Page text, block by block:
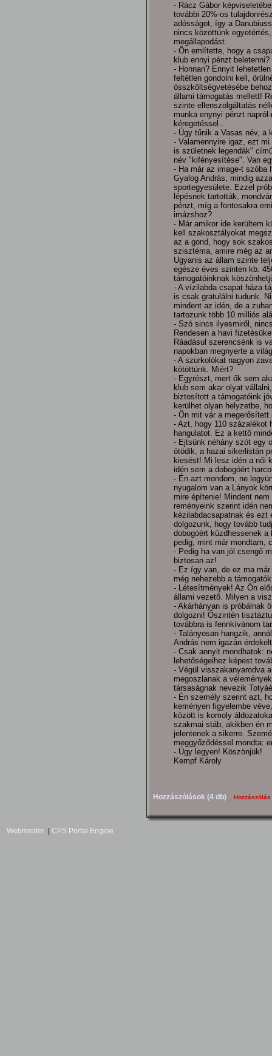
- Rácz Gábor
további 20%-os
adósságot, így a
nincs közöttünk
megállapodást.
- Ön említette, hogy a
klub ennyi pénzt beletenni?
- Honnan? Ennyit
feltétlen gondolni kell,
összköltségvetésébe
állami támogatás mellett!
szinte ellenszolgáltatás
munka enynyi pénzt
kéregetéssel…
- Úgy tűnik a Vasas név, a
- Valamennyire igaz, ezt
is születnek legendák"
név "kifényesítése". Van
- Ha már az image-t szóba
Gyalog András, mindig
sportegyesülete. Ezzel
lépésnek tartották,
pénzt, míg a fontosakra
imázshoz?
- Már amikor ide kerültem
kell szakosztályokat
az a gond, hogy sok
szisztéma, amire még az
Ugyanis az állam szinte
egésze éves szinten kb.
támogatóinknak
- A vízilabda csapat háza
is csak gratulálni tudunk.
mindent az idén, de a
tartozunk több 10 milliós
- Szó sincs ilyesmiről,
Rendesen a havi
Ráadásul szerencsénk is
napokban megnyerte a
- A szurkolókat nagyon
kötöttünk. Miért?
- Egyrészt, mert ők sem
klub sem akar olyat
biztosított a támogatóink
kerülhet olyan helyzetbe,
- Ön mit vár a megerősített
- Azt, hogy 110 százalékot
hangulatot. Ez a kettő
- Ejtsünk néhány szót egy
ötödik, a hazai sikerlistán
kiesést! Mi lesz idén a női
idén sem a dobogóért
- Én azt mondom, ne
nyugalom van a Lányok
mire építenie! Mindent
reményeink szerint idén
kézilabdacsapatnak és ezt
dolgozunk, hogy tovább
dobogóért küzdhessenek
pedig, mint már mondtam,
- Pedig ha van jól csengő
biztosan az!
- Ez így van, de ez ma
még nehezebb a
- Létesítmények! Az Ön
állami vezető. Milyen a
- Akárhányan is próbálnak
dolgozni! Őszintén
továbbra is fennkívánom
- Talányosan hangzik,
András nem igazán
- Csak annyit mondhatok:
lehetőségeihez képest
- Végül visszakanyarodva
megoszlanak a
társaságnak nevezik
- Én személy szerint azt,
keményen figyelembe
között is komoly
szakmai stáb, akikben én
jelentenek a sikerre.
meggyőződéssel mondta:
- Úgy legyen! Köszönjük!
Kempf Károly
Hozzászólások (4 db) Hozzászólás
Webmester CPS Portal Engine